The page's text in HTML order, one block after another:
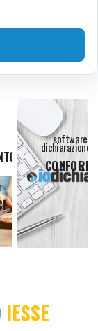
software
dichiarazione
IESSE